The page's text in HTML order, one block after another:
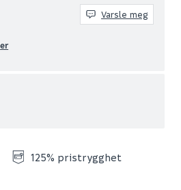
Varsle meg
125% pristrygghet